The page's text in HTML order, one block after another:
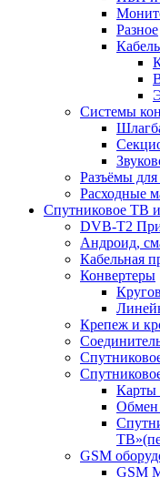
Разное
Системы
Разъёмы
Расходные
Спутниковое ТВ
DVB-Т2
Андроид,
Кабельная
Конвертеры
Крепеж и
Карты
Обмен
GSM
GSM